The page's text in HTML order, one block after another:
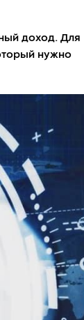
доход. Для
нужно